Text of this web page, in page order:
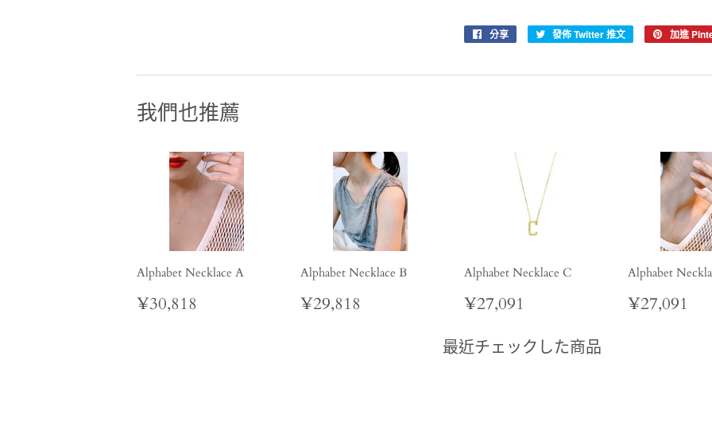
分享 發佈 Twitter 推文 加進
我們也推薦
Alphabet Necklace A
定
¥30,818
Alphabet Necklace B
定
¥29,818
Alphabet Necklace C
定
¥27,091
Alphabet
定
¥27,091
最近チェックした商品